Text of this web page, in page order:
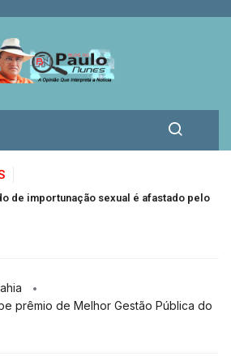
de importunação sexual é afastado pelo
prêmio de Melhor Gestão Pública do